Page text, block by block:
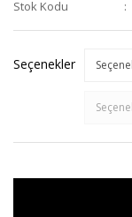
Stok Kodu
Seçenekler